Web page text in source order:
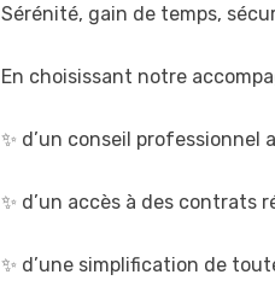
Sérénité, gain de temps,
En choisissant notre
✨ d’un conseil
✨ d’un accès à des contrats
✨ d’une simplification de